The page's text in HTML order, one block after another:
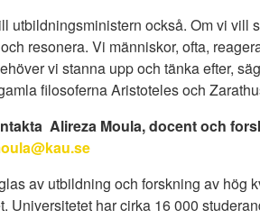
utbildningsministern också. Om vi vill
resonera. Vi människor, ofta,
vi stanna upp och tänka efter,
filosoferna Aristoteles och
Alireza Moula, docent och
av utbildning och forskning av hög
Universitetet har cirka 16 000